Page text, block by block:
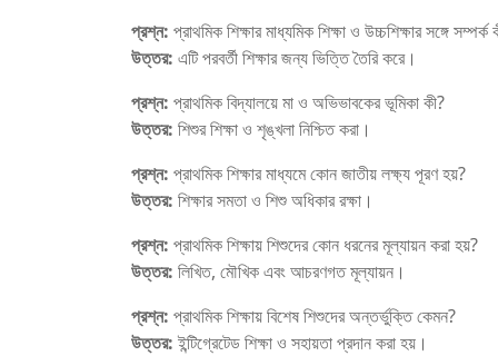
প্রশ্ন: প্রাথমিক শিক্ষার মাধ্যমিক শিক্ষা ও উচ্চশিক্ষার সঙ্গে সম্পর্ক
উত্তর: এটি পরবর্তী শিক্ষার জন্য ভিত্তি তৈরি করে।
প্রশ্ন: প্রাথমিক বিদ্যালয়ে মা ও অভিভাবকের ভূমিকা কী?
উত্তর: শিশুর শিক্ষা ও শৃঙ্খলা নিশ্চিত করা।
প্রশ্ন: প্রাথমিক শিক্ষার মাধ্যমে কোন জাতীয় লক্ষ্য পূরণ হয়?
উত্তর: শিক্ষার সমতা ও শিশু অধিকার রক্ষা।
প্রশ্ন: প্রাথমিক শিক্ষায় শিশুদের কোন ধরনের মূল্যায়ন করা হয়?
উত্তর: লিখিত, মৌখিক এবং আচরণগত মূল্যায়ন।
প্রশ্ন: প্রাথমিক শিক্ষায় বিশেষ শিশুদের অন্তর্ভুক্তি কেমন?
উত্তর:ইন্টিগ্রেটেড শিক্ষা ও সহায়তা প্রদান করা হয়।